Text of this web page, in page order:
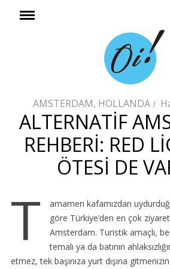
AMSTERDAM, HOLLANDA
ALTERNATIF
REHBERI: RED
ÖTESI DE
T
amamen kafamızdan
göre Türkiye’den en çok
Amsterdam. Turistik amaçlı,
temalı ya da batının
etmez, tek başınıza yurt dışına